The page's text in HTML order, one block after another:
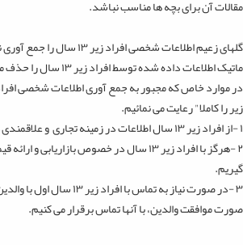
مقالات آن برای بچه ها مناسب نباشد.
گل­های زعیم اطلاعات شخصی
ماتیک اطلاعات داده شده توسط افراد زیر ١٣ سال را حذف می نماید
زیر را کاملا" رعایت می نمائیم.
١-از افراد زیر ١٣ سال اطلاعات در زمینه تجاری و علاقمندی های آنها اخذ نمی گردد
٢-
هرگز با افراد زیر ١٣ سال در خصوص
گیریم.
٣-
در صورت نیاز به تماس با
صورت موافقت والدین، با آنها تماس برقرار می کنیم.